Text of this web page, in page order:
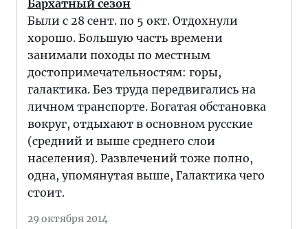
Бархатный сезон
Были с 28 сент. по 5 окт. Отдохнули
хорошо. Большую часть времени
занимали походы по местным
достопримечательностям: горы,
галактика. Без труда передвигались на
личном транспорте. Богатая обстановка
вокруг, отдыхают в основном русские
(средний и выше среднего слои
населения). Развлечений тоже полно,
одна, упомянутая выше, Галактика чего
стоит.
29 октября 2014